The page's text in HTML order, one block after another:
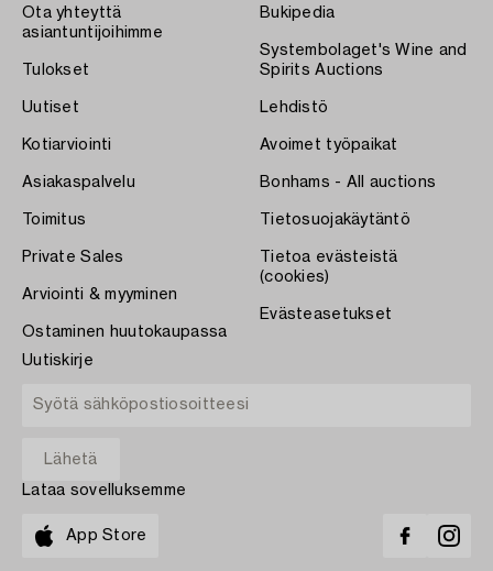
Ota yhteyttä
asiantuntijoihimme
Tulokset
Uutiset
Kotiarviointi
Asiakaspalvelu
Toimitus
Private Sales
Arviointi & myyminen
Ostaminen huutokaupassa
Bukipedia
Systembolaget's Wine and
Spirits Auctions
Lehdistö
Avoimet työpaikat
Bonhams - All auctions
Tietosuojakäytäntö
Tietoa evästeistä
(cookies)
Evästeasetukset
Uutiskirje
Lataa sovelluksemme
App Store